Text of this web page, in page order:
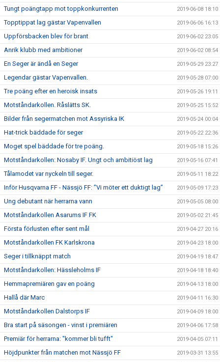
Tungt poängtapp mot toppkonkurrenten 2019-06-08 18:10
Topptippat lag gästar Vapenvallen 2019-06-06 16:13
Uppförsbacken blev för brant 2019-06-02 23:05
Anrik klubb med ambitioner 2019-06-02 08:54
En Seger är ändå en Seger 2019-05-29 23:27
Legendar gästar Vapenvallen. 2019-05-28 07:00
Tre poäng efter en heroisk insats 2019-05-26 19:11
Motståndarkollen. Råslätts SK. 2019-05-25 15:52
Bilder från segermatchen mot Assyriska IK 2019-05-24 00:04
Hat-trick bäddade för seger 2019-05-22 22:36
Moget spel bäddade för tre poäng. 2019-05-18 15:26
Motståndarkollen: Nosaby IF. Ungt och ambitiöst lag 2019-05-16 07:41
Tålamodet var nyckeln till seger. 2019-05-11 18:22
Inför Husqvarna FF - Nässjö FF: ”Vi möter ett duktigt lag” 2019-05-09 17:23
Ung debutant när herrarna vann 2019-05-05 08:00
Motståndarkollen Asarums IF FK 2019-05-02 21:45
Första förlusten efter sent mål 2019-04-27 20:16
Motståndarkollen FK Karlskrona 2019-04-23 18:00
Seger i tillknäppt match 2019-04-19 18:47
Motståndarkollen: Hässleholms IF 2019-04-18 18:40
Hemmapremiären gav en poäng 2019-04-13 18:00
Hallå där Marc 2019-04-11 16:30
Motståndarkollen Dalstorps IF 2019-04-09 18:00
Bra start på säsongen - vinst i premiären 2019-04-06 17:58
Premiär för herrarna: "kommer bli tufft" 2019-04-05 07:11
Höjdpunkter från matchen mot Nässjö FF 2019-03-31 13:55